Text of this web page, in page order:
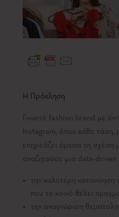
Η Πρόκληση
Γνωστό fashion brand με
Instagram, όπου κάθε τάση,
επηρεάζει άμεσα τη σχέση
αναζητούσε μια data-driven
την καλύτερη κατανόηση
που το κοινό θέλει
την αναγνώριση